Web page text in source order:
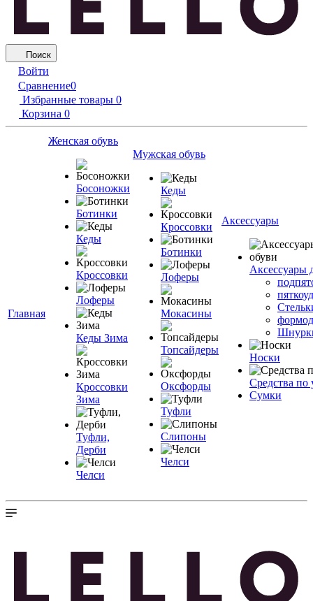
Поиск
Войти
Сравнение0
Избранные товары 0
Корзина 0
Главная
Женская обувь
Босоножки
Ботинки
Кеды
Кроссовки
Лоферы
Кеды Зима
Кроссовки
Зима
Туфли,
Дерби
Челси
Мужская обувь
Кеды
Кроссовки
Ботинки
Лоферы
Мокасины
Топсайдеры
Оксфорды
Туфли
Слипоны
Челси
Аксессуары
Аксессуары
Носки
Средства по
Сумки